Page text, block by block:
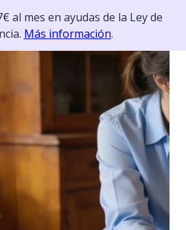
al mes en ayudas de la Ley de
Más información.